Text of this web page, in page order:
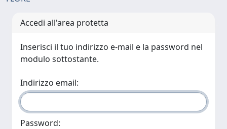
Accedi all'area protetta
Inserisci il tuo indirizzo e-mail e la password nel
modulo sottostante.
Indirizzo email:
Password: